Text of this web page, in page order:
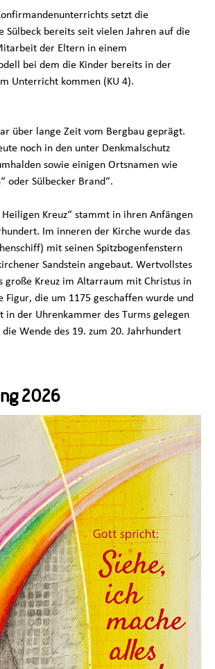
2026
setzt die
Sülbeck bereits seit vielen Jahren auf die
der Eltern in einem
bei dem die Kinder bereits in der
Unterricht kommen (KU 4).
über lange Zeit vom Bergbau geprägt.
noch in den unter Denkmalschutz
sowie einigen Ortsnamen wie
oder Sülbecker Brand“.
Heiligen Kreuz“ stammt in ihren Anfängen
Im inneren der Kirche wurde das
mit seinen Spitzbogenfenstern
Sandstein angebaut. Wertvollstes
große Kreuz im Altarraum mit Christus in
Figur, die um 1175 geschaffen wurde und
in der Uhrenkammer des Turms gelegen
Wende des 19. zum 20. Jahrhundert